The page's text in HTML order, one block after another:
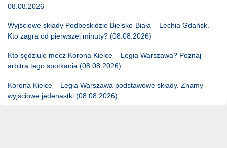
08.08.2026
Wyjściowe składy Podbeskidzie Bielsko-Biała – Lechia Gdańsk.
Kto zagra od pierwszej minuty? (08.08.2026)
Kto sędziuje mecz Korona Kielce – Legia Warszawa? Poznaj
arbitra tego spotkania (08.08.2026)
Korona Kielce – Legia Warszawa podstawowe składy. Znamy
wyjściowe jedenastki (08.08.2026)